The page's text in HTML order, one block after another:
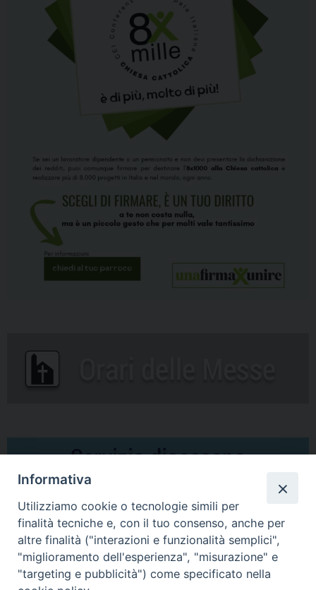
Comunicati Stampa
Il cordoglio dei Vescovi di Puglia per la morte di S.E.R. Mons. Agostino
Informativa
Utilizziamo cookie o tecnologie simili per
finalità tecniche e, con il tuo consenso, anche per
altre finalità ("interazioni e funzionalità semplici",
"miglioramento dell'esperienza", "misurazione" e
"targeting e pubblicità") come specificato nella